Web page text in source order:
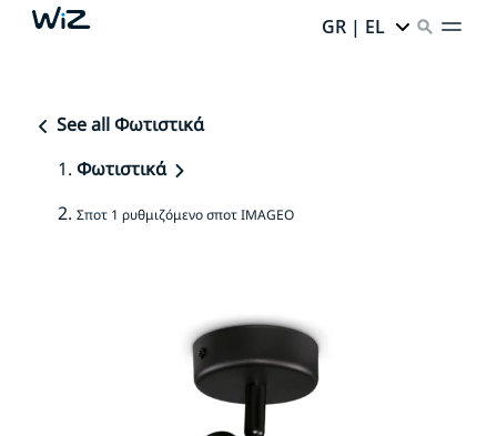
GR | EL
See all Φωτιστικά
Φωτιστικά
Σποτ 1 ρυθμιζόμενο σποτ IMAGEO